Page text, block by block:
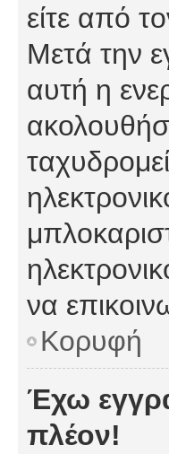
είτε από
Μετά την
αυτή η
να
Κορυφή
Έχω
πλέον!